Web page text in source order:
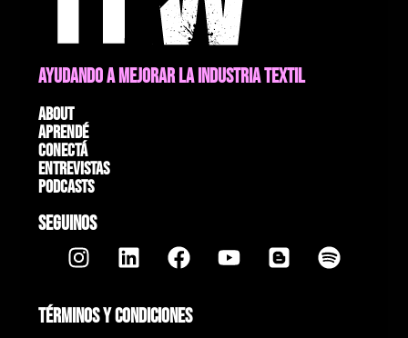
AYUDANDO A MEJORAR LA INDUSTRIA TEXTIL
About
Aprendé
Conectá
Entrevistas
Podcasts
SEGUINOS
TÉRMINOS Y CONDICIONES